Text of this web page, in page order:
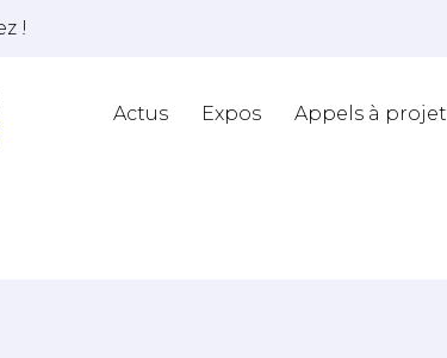
!
Actus Expos Appels à projet